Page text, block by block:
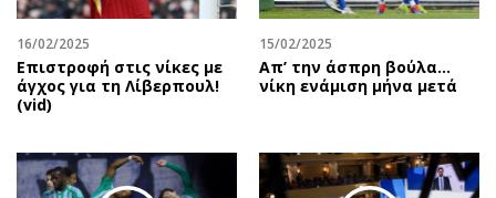
Βιβλίο
Χειρόγραφα
Προσωπικότητες στην ''Κ''
Επιστολές
16/02/2025
Επιστροφή στις νίκες με
άγχος για τη Λίβερπουλ!
(vid)
15/02/2025
Απ’ την άσπρη βούλα…
νίκη ενάμιση μήνα μετά